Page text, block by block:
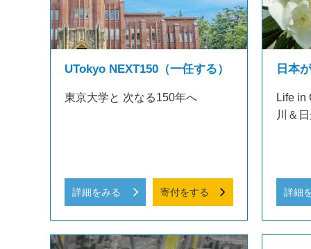
UTokyo NEXT150（一任する）
東京大学と 次なる150年へ
詳細をみる 寄付をする
日本
Life in
川＆
詳細